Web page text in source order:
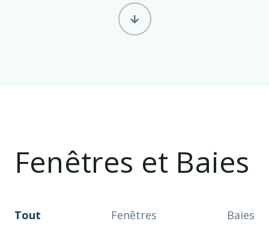
Fenêtres et Baies
Tout Fenêtres Baies